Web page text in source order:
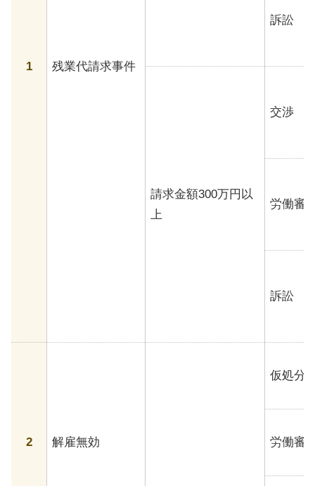
1 残業代請求事件
訴訟
請求金額300万円以
上
交渉
労働審
訴訟
2 解雇無効
仮処分
労働審